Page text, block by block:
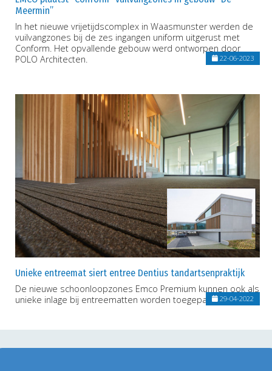
Meermin”
In het nieuwe vrijetijdscomplex in Waasmunster werden de
vuilvangzones bij de zes ingangen uniform uitgerust met
Conform. Het opvallende gebouw werd ontworpen door
POLO Architecten.
22-06-2023
Unieke entreemat siert entree Dentius tandartsenpraktijk
De nieuwe schoonloopzones Emco Premium kunnen ook als
unieke inlage bij entreematten worden toegepast 29-04-2022